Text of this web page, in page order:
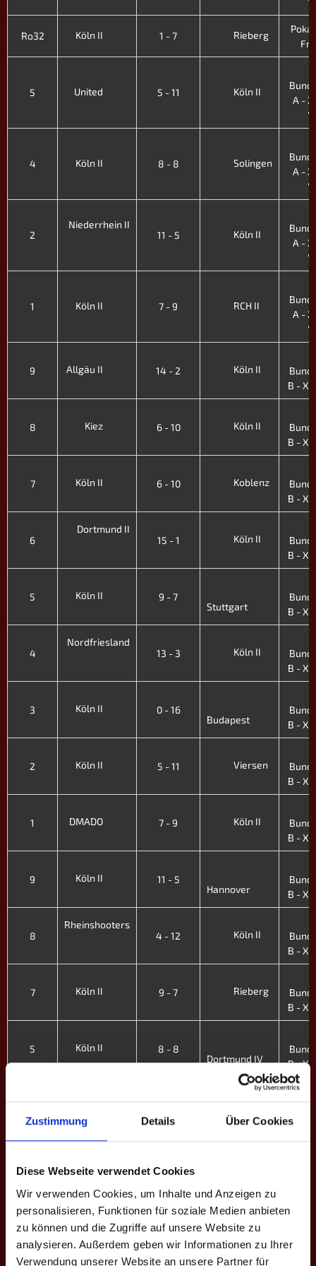
Zustimmung Details Über Cookies
Diese Webseite verwendet Cookies
Wir verwenden Cookies, um Inhalte und Anzeigen zu
personalisieren, Funktionen für soziale Medien anbieten
zu können und die Zugriffe auf unsere Website zu
analysieren. Außerdem geben wir Informationen zu Ihrer
Verwendung unserer Website an unsere Partner für
Ro32 Köln II 1 - 7 Rieberg
Fr.
5 United 5 - 11 Köln II
A -
4 Köln II 8 - 8 Solingen
A -
2
Niederrhein II
11 - 5
Köln II
A -
1 Köln II 7 - 9 RCH II
A -
9 Allgäu II 14 - 2 Köln II
B -
8 Kiez 6 - 10 Köln II
B -
7 Köln II 6 - 10 Koblenz
B -
6
Dortmund II
15 - 1
Köln II
B -
5 Köln II 9 - 7
Stuttgart
B -
4
Nordfriesland
13 - 3
Köln II
B -
3 Köln II 0 - 16
Budapest
B -
2 Köln II 5 - 11 Viersen
B -
1 DMADO 7 - 9 Köln II
B -
9 Köln II 11 - 5
Hannover
B - X.
8
Rheinshooters
4 - 12
Köln II
B - X.
7 Köln II 9 - 7 Rieberg
B - X.
5 Köln II 8 - 8
Dortmund IV
B - X.
4
1 - 15
Köln II
B - X.
2
DMADO II
4 - 12
Köln II